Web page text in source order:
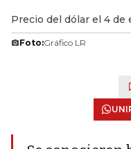
Precio del dólar el 4 de
Foto:Gráfico LR